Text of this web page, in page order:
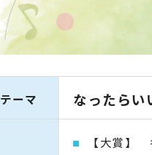
テーマ なったらい
【大賞】